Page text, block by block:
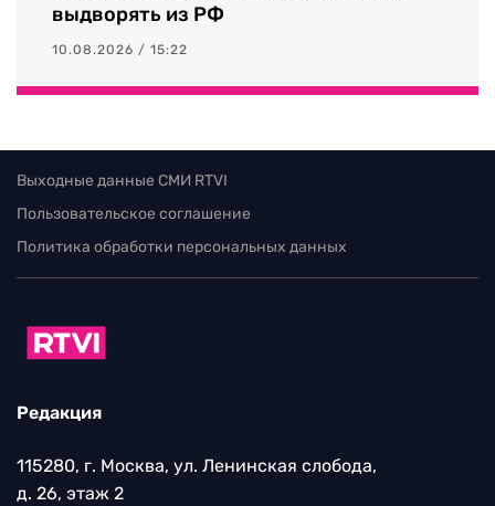
выдворять из РФ
10.08.2026 / 15:22
Выходные данные СМИ RTVI
Пользовательское соглашение
Политика обработки персональных данных
Редакция
115280, г. Москва, ул. Ленинская слобода,
д. 26, этаж 2